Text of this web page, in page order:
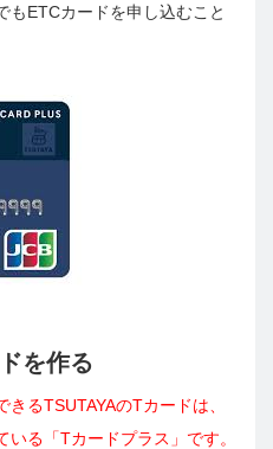
もETCカードを申し込むこと
を作る
るTSUTAYAのTカードは、
る「Tカードプラス」です。